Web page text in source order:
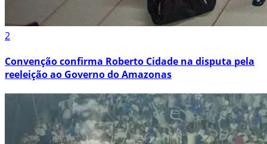
2
Convenção confirma Roberto Cidade na disputa pela
reeleição ao Governo do Amazonas